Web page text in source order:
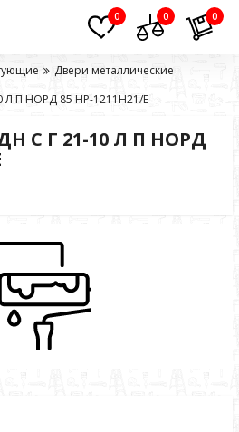
0 0 0
Двери металлические
П НОРД 85 HP-1211H21/E
С Г 21-10 Л П НОРД